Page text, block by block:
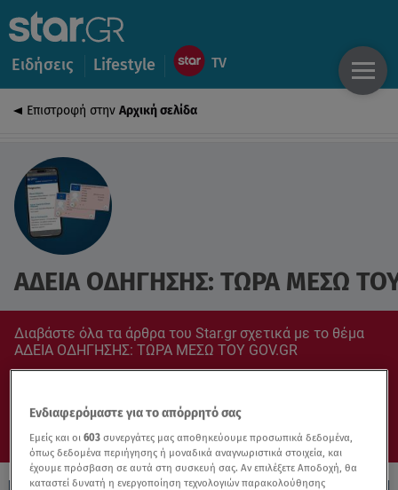
Ειδήσεις Lifestyle
Επιστροφή στην Αρχική σελίδα
ΑΔΕΙΑ ΟΔΗΓΗΣΗΣ: ΤΩΡΑ ΜΕΣΩ ΤΟΥ
Διαβάστε όλα τα άρθρα του Star.gr σχετικά με το θέμα
ΑΔΕΙΑ ΟΔΗΓΗΣΗΣ: ΤΩΡΑ ΜΕΣΩ ΤΟΥ GOV.GR
Ενδιαφερόμαστε για το απόρρητό σας
Εμείς και οι603 συνεργάτες μας αποθηκεύουμε προσωπικά δεδομένα,
όπως δεδομένα περιήγησης ή μοναδικά αναγνωριστικά στοιχεία, και
έχουμε πρόσβαση σε αυτά στη συσκευή σας. Αν επιλέξετε Αποδοχή, θα
καταστεί δυνατή η ενεργοποίηση τεχνολογιών παρακολούθησης